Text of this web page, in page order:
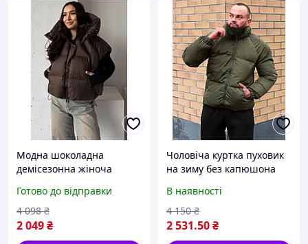
Модна шоколадна
демісезонна жіноча
біопух, Молодіжна пухова
жилетка весна осінь
Готово до відправки
2 049₴
4 098 ₴
Чоловіча куртка пуховик
на зиму без капюшона
повсякденні утиплений
для хлопців чоловіків
В наявності
2 531.50₴
4 150 ₴